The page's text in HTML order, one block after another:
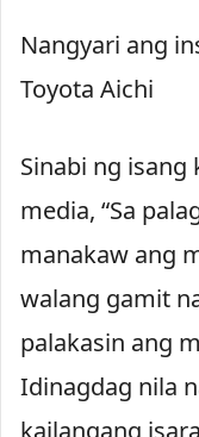
Nangyari ang
Toyota Aichi
Sinabi ng isang
media, “Sa
manakaw ang
walang gamit
palakasin ang
Idinagdag nila
kailangang